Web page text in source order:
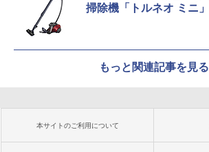
掃除機「トルネオ ミニ」
もっと関連記事を見る
本サイトのご利用について